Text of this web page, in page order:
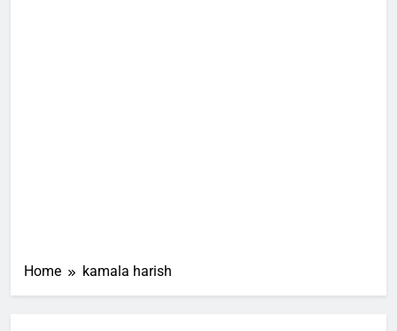
Home kamala harish